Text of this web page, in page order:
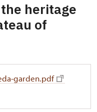
heritage
of
garden.pdf